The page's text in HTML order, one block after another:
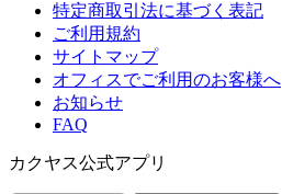
特定商取引法に基づく表記
ご利用規約
サイトマップ
オフィスでご利用のお客様へ
お知らせ
FAQ
カクヤス公式アプリ